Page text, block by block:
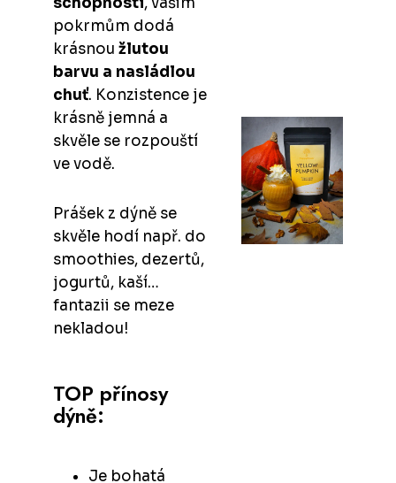
pokrmům dodá
krásnou žlutou
barvu a nasládlou
chuť. Konzistence je
krásně jemná a
skvěle se rozpouští
ve vodě.
Prášek z dýně se
skvěle hodí např. do
smoothies, dezertů,
jogurtů, kaší…
fantazii se meze
nekladou!
TOP přínosy
dýně:
Je bohatá